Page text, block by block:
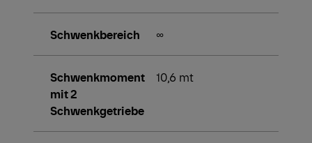
Schwenkbereich ∞
Schwenkmoment
mit 2
Schwenkgetriebe
10,6 mt